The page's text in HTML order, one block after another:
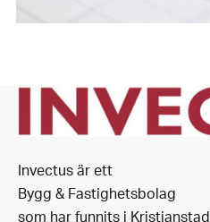
Invectus är ett
Bygg & Fastighetsbolag